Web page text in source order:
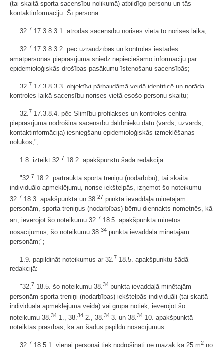
(tai skaitā sporta sacensību nolikumā) atbildīgo personu un tās
kontaktinformāciju. Šī persona:
32.7 17.3.8.3.1. atrodas sacensību norises vietā to norises laikā;
32.7 17.3.8.3.2. pēc uzraudzības un kontroles iestādes
amatpersonas pieprasījuma sniedz nepieciešamo informāciju par
epidemioloģiskās drošības pasākumu īstenošanu sacensībās;
32.7 17.3.8.3.3. objektīvi pārbaudāmā veidā identificē un norāda
kontroles laikā sacensību norises vietā esošo personu skaitu;
32.7 17.3.8.4. pēc Slimību profilakses un kontroles centra
pieprasījuma nodrošina sacensību dalībnieku datu (vārds, uzvārds,
kontaktinformācija) iesniegšanu epidemioloģiskās izmeklēšanas
nolūkos;";
1.8. izteikt 32.7 18.2. apakšpunktu šādā redakcijā:
"32.7 18.2. pārtraukta sporta treniņu (nodarbību), tai skaitā
individuālo apmeklējumu, norise iekštelpās, izņemot šo noteikumu
32.7 18.3. apakšpunktā un 38.27 punkta ievaddaļā minētajām
personām, sporta treniņus (nodarbības) bērnu diennakts nometnēs, kā
arī, ievērojot šo noteikumu 32.7 18.5. apakšpunktā minētos
nosacījumus, šo noteikumu 38.34 punkta ievaddaļā minētajām
personām;";
1.9. papildināt noteikumus ar 32.7 18.5. apakšpunktu šādā
redakcijā:
"32.7 18.5. šo noteikumu 38.34 punkta ievaddaļā minētajām
personām sporta treniņi (nodarbības) iekštelpās individuāli (tai skaitā
individuāla apmeklējuma veidā) vai grupā notiek, ievērojot šo
noteikumu 38.34 1., 38.34 2., 38.34 3. un 38.34 10. apakšpunktā
noteiktās prasības, kā arī šādus papildu nosacījumus:
32.7 18.5.1. vienai personai tiek nodrošināti ne mazāk kā 25 m2 no